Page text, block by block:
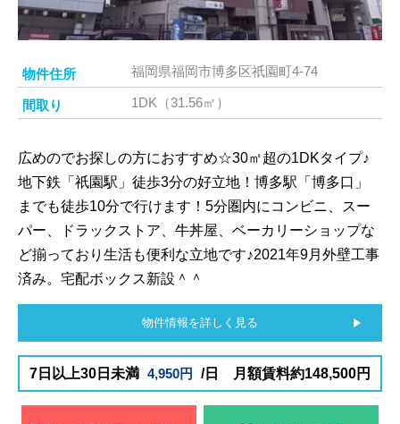
物件住所 福岡県福岡市博多区祇園町4-74
間取り 1DK（31.56㎡）
広めのでお探しの方におすすめ☆30㎡超の1DKタイプ♪
地下鉄「祇園駅」徒歩3分の好立地！博多駅「博多口」
までも徒歩10分で行けます！5分圏内にコンビニ、スー
パー、ドラックストア、牛丼屋、ベーカリーショップな
ど揃っており生活も便利な立地です♪2021年9月外壁工事
済み。宅配ボックス新設＾＾
物件情報を詳しく見る
7日以上30日未満 4,950円 /日 月額賃料約148,500円